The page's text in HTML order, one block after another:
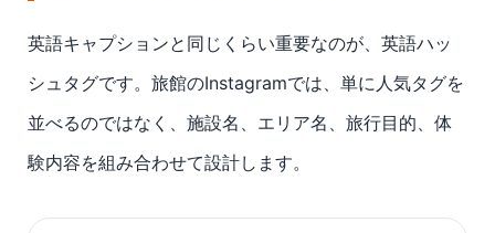
英語キャプションと同じくらい重要なのが、英語ハッ
シュタグです。旅館のInstagramでは、単に人気タグを
並べるのではなく、施設名、エリア名、旅行目的、体
験内容を組み合わせて設計します。